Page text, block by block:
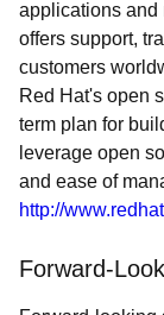
applications and
offers support,
customers
Red Hat's open
term plan for
leverage open
and ease of
http://
Forward-